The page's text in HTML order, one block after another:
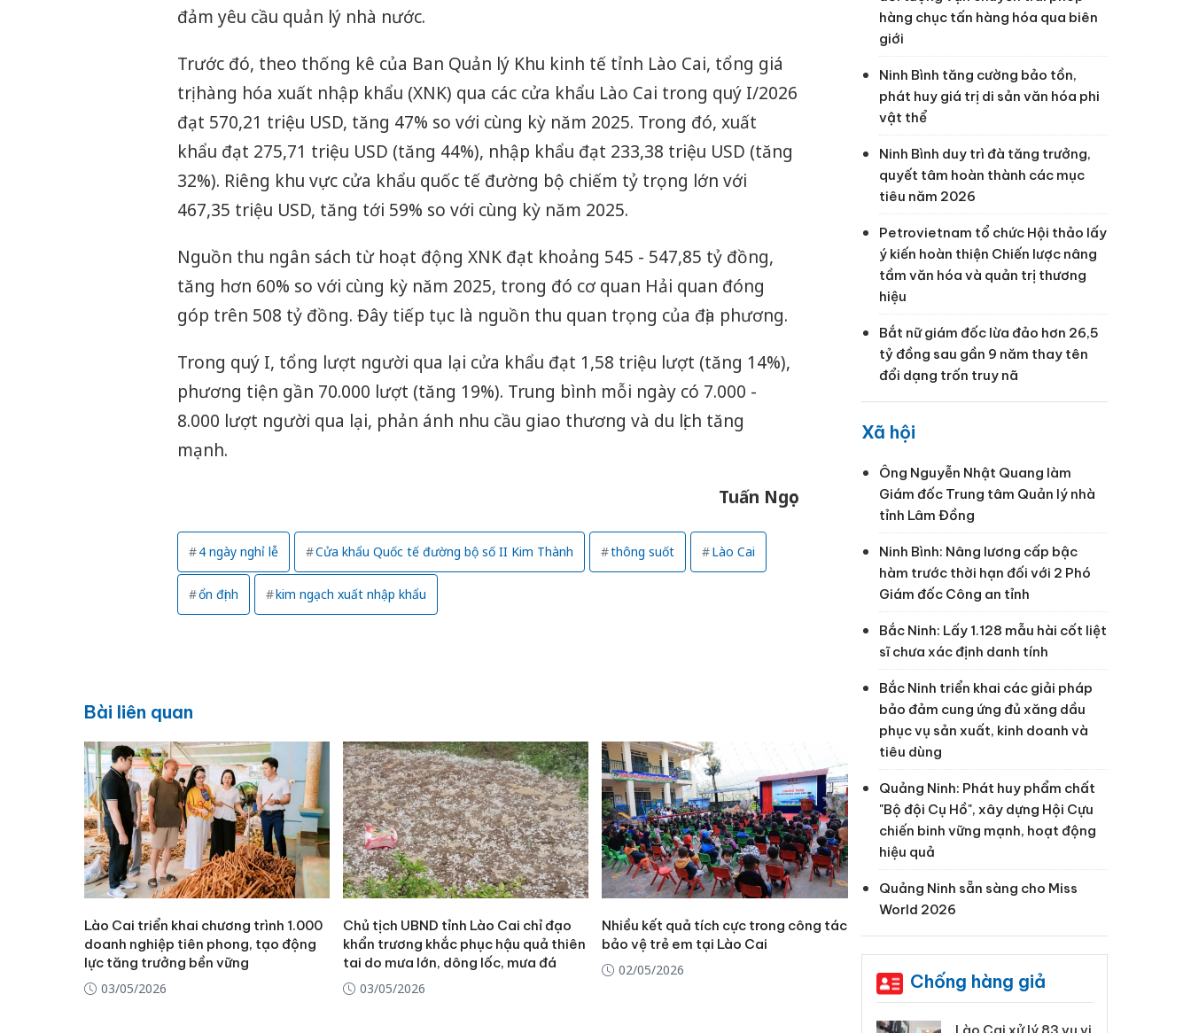
đảm yêu cầu quản lý nhà nước.
Trước đó, theo thống kê của Ban Quản lý Khu kinh tế tỉnh Lào Cai, tổng giá
trị hàng hóa xuất nhập khẩu (XNK) qua các cửa khẩu Lào Cai trong quý I/2026
đạt 570,21 triệu USD, tăng 47% so với cùng kỳ năm 2025. Trong đó, xuất
khẩu đạt 275,71 triệu USD (tăng 44%), nhập khẩu đạt 233,38 triệu USD (tăng
32%). Riêng khu vực cửa khẩu quốc tế đường bộ chiếm tỷ trọng lớn với
467,35 triệu USD, tăng tới 59% so với cùng kỳ năm 2025.
Nguồn thu ngân sách từ hoạt động XNK đạt khoảng 545 - 547,85 tỷ đồng,
tăng hơn 60% so với cùng kỳ năm 2025, trong đó cơ quan Hải quan đóng
góp trên 508 tỷ đồng. Đây tiếp tục là nguồn thu quan trọng của địa phương.
Trong quý I, tổng lượt người qua lại cửa khẩu đạt 1,58 triệu lượt (tăng 14%),
phương tiện gần 70.000 lượt (tăng 19%). Trung bình mỗi ngày có 7.000 -
8.000 lượt người qua lại, phản ánh nhu cầu giao thương và du lịch tăng
mạnh.
Tuấn Ngọc
4 ngày nghỉ lễ Cửa khẩu Quốc tế đường bộ số II Kim Thành thông suốt Lào Cai
ổn định kim ngạch xuất nhập khẩu
Bài liên quan
Lào Cai triển khai chương trình 1.000
doanh nghiệp tiên phong, tạo động
lực tăng trưởng bền vững
03/05/2026
Chủ tịch UBND tỉnh Lào Cai chỉ đạo
khẩn trương khắc phục hậu quả thiên
tai do mưa lớn, dông lốc, mưa đá
03/05/2026
Nhiều kết quả tích cực trong công tác
bảo vệ trẻ em tại Lào Cai
02/05/2026
hàng chục tấn hàng hóa qua biên
giới
Ninh Bình tăng cường bảo tồn,
phát huy giá trị di sản văn hóa phi
vật thể
Ninh Bình duy trì đà tăng trưởng,
quyết tâm hoàn thành các mục
tiêu năm 2026
Petrovietnam tổ chức Hội thảo lấy
ý kiến hoàn thiện Chiến lược nâng
tầm văn hóa và quản trị thương
hiệu
Bắt nữ giám đốc lừa đảo hơn 26,5
tỷ đồng sau gần 9 năm thay tên
đổi dạng trốn truy nã
Xã hội
Ông Nguyễn Nhật Quang làm
Giám đốc Trung tâm Quản lý nhà
tỉnh Lâm Đồng
Ninh Bình: Nâng lương cấp bậc
hàm trước thời hạn đối với 2 Phó
Giám đốc Công an tỉnh
Bắc Ninh: Lấy 1.128 mẫu hài cốt liệt
sĩ chưa xác định danh tính
Bắc Ninh triển khai các giải pháp
bảo đảm cung ứng đủ xăng dầu
phục vụ sản xuất, kinh doanh và
tiêu dùng
Quảng Ninh: Phát huy phẩm chất
"Bộ đội Cụ Hồ", xây dựng Hội Cựu
chiến binh vững mạnh, hoạt động
hiệu quả
Quảng Ninh sẵn sàng cho Miss
World 2026
Chống hàng giả